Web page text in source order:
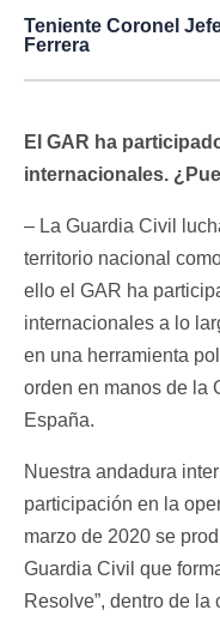
Teniente Coronel
Ferrera
El GAR ha
internacionales.
– La Guardia Civil
territorio nacional
ello el GAR ha
internacionales a lo
en una herramienta
orden en manos de la
España.
Nuestra andadura
participación en la
marzo de 2020 se
Guardia Civil que
Resolve”, dentro de